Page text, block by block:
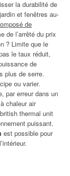
la durabilité de
et fenêtres au-
de
de l’arrêté du prix
? Limite que le
le taux réduit,
de
plus de serre.
ou varier.
par erreur dans un
chaleur air
thermal unit
puissant.
est possible pour